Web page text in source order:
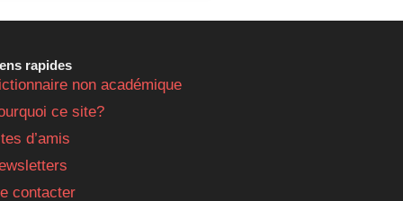
rapides
non académique
ce site?
d’amis
contacter